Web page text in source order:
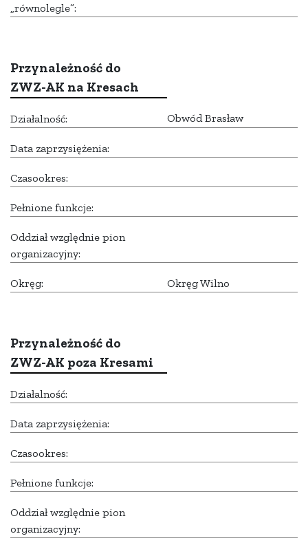
„równolegle”:
Przynależność do
ZWZ-AK na Kresach
Działalność: Obwód Brasław
Data zaprzysiężenia:
Czasookres:
Pełnione funkcje:
Oddział względnie pion
organizacyjny:
Okręg: Okręg Wilno
Przynależność do
ZWZ-AK poza Kresami
Działalność:
Data zaprzysiężenia:
Czasookres:
Pełnione funkcje:
Oddział względnie pion
organizacyjny: